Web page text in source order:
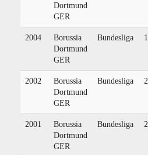
Dortmund
GER
2004
Borussia
Dortmund
GER
Bundesliga
2002
Borussia
Dortmund
GER
Bundesliga
2001
Borussia
Dortmund
GER
Bundesliga